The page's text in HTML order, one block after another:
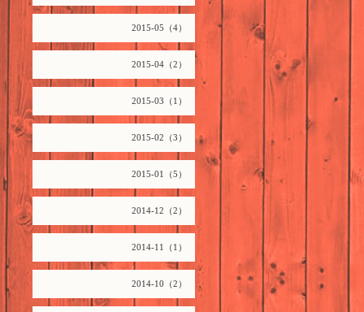
2015-05（4）
2015-04（2）
2015-03（1）
2015-02（3）
2015-01（5）
2014-12（2）
2014-11（1）
2014-10（2）